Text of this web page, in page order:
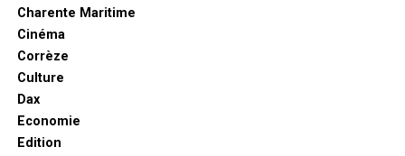
Charente Maritime
Cinéma
Corrèze
Culture
Dax
Economie
Edition